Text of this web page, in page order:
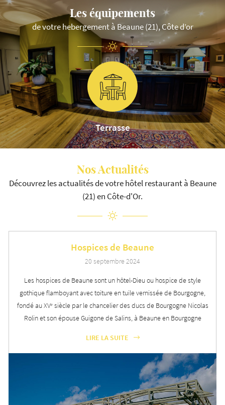
Les équipements
de votre hebergement à Beaune (21), Côte d’or
Terrasse
Nos Actualités
Découvrez les actualités de votre hôtel restaurant à Beaune
(21) en Côte-d'Or.
Hospices de Beaune
20 septembre 2024
Les hospices de Beaune sont un hôtel-Dieu ou hospice de style
gothique flamboyant avec toiture en tuile vernissée de Bourgogne,
fondé au XVᵉ siècle par le chancelier des ducs de Bourgogne Nicolas
Rolin et son épouse Guigone de Salins, à Beaune en Bourgogne
LIRE LA SUITE